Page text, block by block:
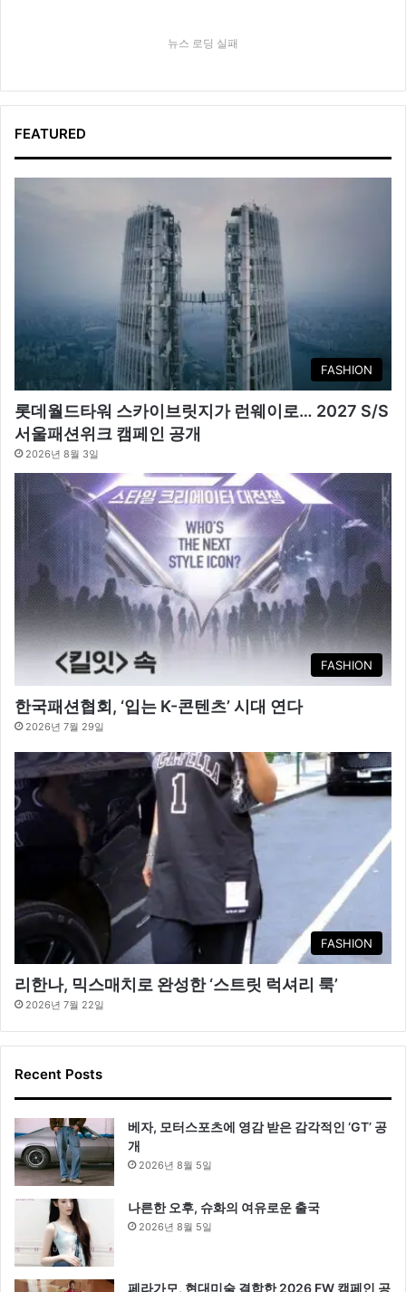
뉴스 로딩 실패
FEATURED
FASHION
롯데월드타워 스카이브릿지가 런웨이로… 2027 S/S
서울패션위크 캠페인 공개
2026년 8월 3일
FASHION
한국패션협회, ‘입는 K-콘텐츠’ 시대 연다
2026년 7월 29일
FASHION
리한나, 믹스매치로 완성한 ‘스트릿 럭셔리 룩’
2026년 7월 22일
Recent Posts
베자, 모터스포츠에 영감 받은 감각적인 ‘GT’ 공
개
2026년 8월 5일
나른한 오후, 슈화의 여유로운 출국
2026년 8월 5일
페라가모, 현대미술 결합한 2026 FW 캠페인 공